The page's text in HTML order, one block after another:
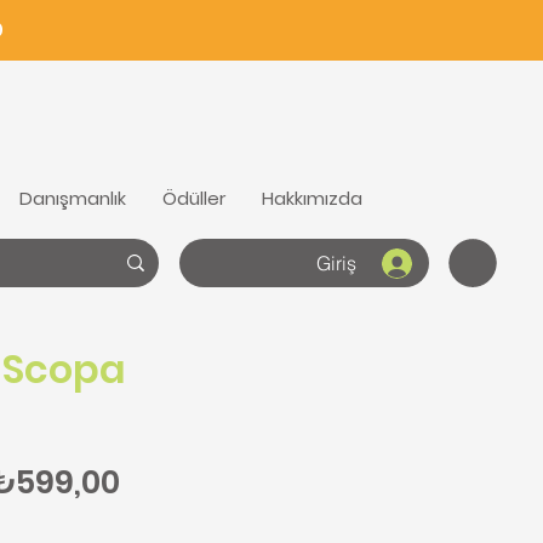
Danışmanlık Ödüller Hakkımızda
Giriş
Fiyat